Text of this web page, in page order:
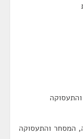
המסחר והתעסוקה